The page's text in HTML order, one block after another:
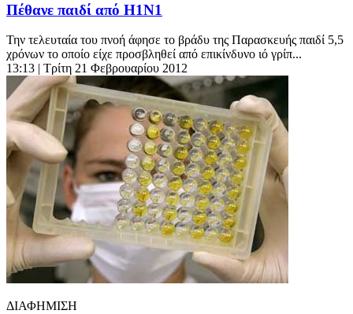
Πέθανε παιδί από Η1Ν1
Την τελευταία του πνοή άφησε το βράδυ της Παρασκευής παιδί 5,5
χρόνων το οποίο είχε προσβληθεί από επικίνδυνο ιό γρίπ...
13:13 | Τρίτη 21 Φεβρουαρίου 2012
ΔΙΑΦΗΜΙΣΗ